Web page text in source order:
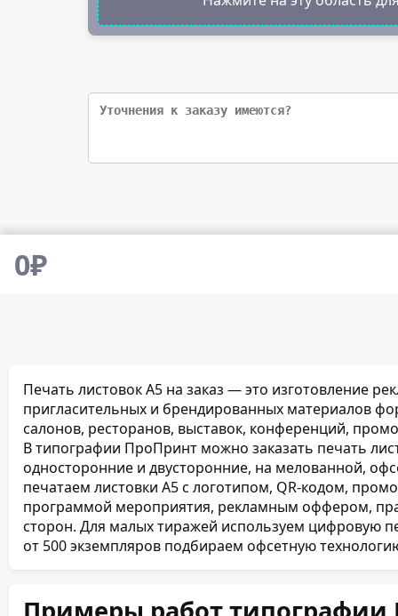
0₽
Печать листовок А5 на заказ — это изготовление
пригласительных и брендированных материалов
салонов, ресторанов, выставок, конференций,
В типографии ПроПринт можно заказать печать
односторонние и двусторонние, на мелованной,
печатаем листовки А5 с логотипом, QR-кодом,
программой мероприятия, рекламным оффером,
сторон. Для малых тиражей используем цифровую
от 500 экземпляров подбираем офсетную